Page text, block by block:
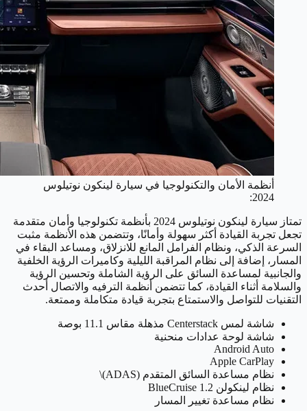
أنظمة الأمان والتكنولوجيا في سيارة لينكون نوتيلوس
2024:
تمتاز سيارة لينكون نوتيلوس 2024 بأنظمة تكنولوجيا وأمان متقدمة
تجعل تجربة القيادة أكثر سهولة وأمانًا، وتتضمن هذه الأنظمة مثبت
السرعة الذكي، ونظام الفرامل المانع للانزلاق، ومساعد البقاء في
المسار، إضافة إلى نظام المراقبة الليلية وكاميرات الرؤية الخلفية
والجانبية لمساعدة السائق على الرؤية الشاملة وتحسين الرؤية
والسلامة أثناء القيادة، كما تتضمن أنظمة الترفيه والاتصال أحدث
التقنيات للتواصل والاستمتاع بتجربة قيادة متكاملة وممتعة.
شاشة لمس Centerstack مذهلة مقاس 11.1 بوصة
شاشة لوحة عدادات منحنية
Android Auto
Apple CarPlay
نظام مساعدة السائق المتقدم (ADAS)\
نظام لينكولن BlueCruise 1.2
نظام مساعدة تغيير المسار